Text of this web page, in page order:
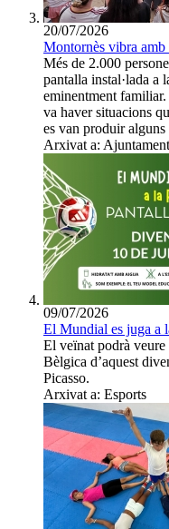
20/07/2026
Montornès vibra
Més de 2.000
pantalla instal·lada a
eminentment
va haver situacions
es van produir
Arxivat a:
09/07/2026
El Mundial es juga a
El veïnat podrà
Bèlgica d’aquest
Picasso.
Arxivat a: Esports